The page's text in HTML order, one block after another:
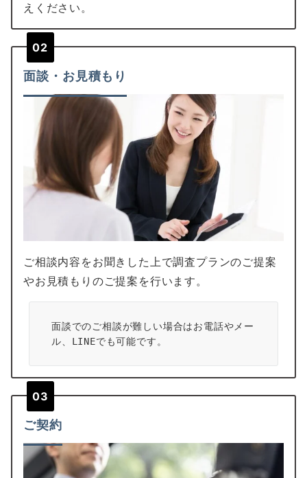
えください。
02
面談・お見積もり
ご相談内容をお聞きした上で調査プランのご提案
やお見積もりのご提案を行います。
面談でのご相談が難しい場合はお電話やメー
ル、LINEでも可能です。
03
ご契約